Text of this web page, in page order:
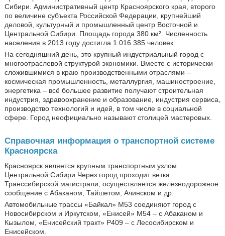
Сибири. Административный центр Красноярского края, второго
по величине субъекта Российской Федерации, крупнейший
деловой, культурный и промышленный центр Восточной и
Центральной Сибири. Площадь города 380 км². Численность
населения в 2013 году достигла 1 016 385 человек.
На сегодняшний день, это крупный индустриальный город с
многоотраслевой структурой экономики. Вместе с исторически
сложившимися в краю производственными отраслями –
космическая промышленность, металлургия, машиностроение,
энергетика – всё большее развитие получают строительная
индустрия, здравоохранение и образование, индустрия сервиса,
производство технологий и идей, в том числе в социальной
сфере. Город неофициально называют столицей мастеровых.
Справочная информация о транспортной системе
Красноярска
Красноярск является крупным транспортным узлом
Центральной Сибири.Через город проходит ветка
Транссибирской магистрали, осуществляется железнодорожное
сообщение с Абаканом, Тайшетом, Ачинском и др.
Автомобильные трассы «Байкал» М53 соединяют город с
Новосибирском и Иркутском, «Енисей» М54 – с Абаканом и
Кызылом, «Енисейский тракт» Р409 – с Лесосибирском и
Енисейском.